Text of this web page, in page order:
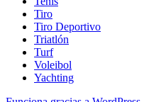
Tiro
Tiro Deportivo
Triatlón
Turf
Voleibol
Yachting